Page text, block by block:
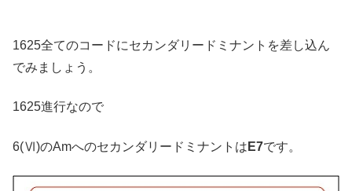
1625全てのコードにセカンダリードミナントを差し込ん
でみましょう。
1625進行なので
6(Ⅵ)のAmへのセカンダリードミナントは E7です。